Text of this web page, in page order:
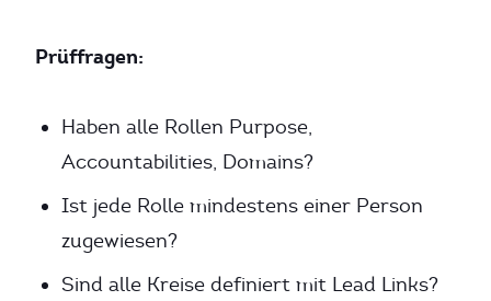
Prüffragen:
Haben alle Rollen Purpose,
Accountabilities, Domains?
Ist jede Rolle mindestens einer Person
zugewiesen?
Sind alle Kreise definiert mit Lead Links?